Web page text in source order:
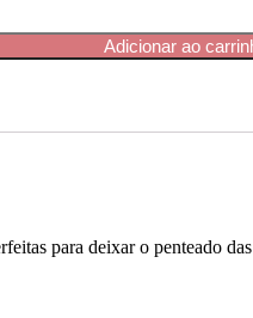
Adicionar ao
para deixar o penteado